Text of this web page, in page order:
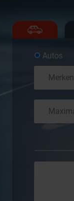
Autos